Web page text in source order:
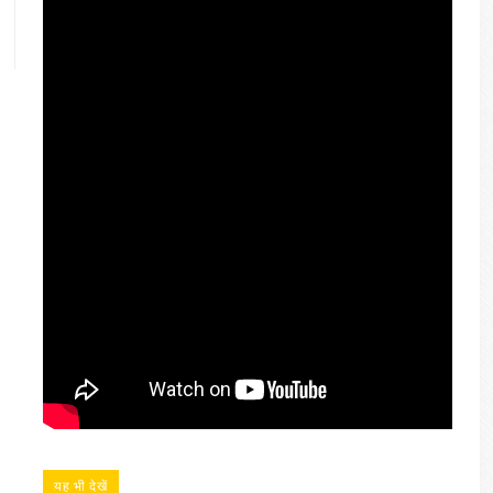
यह भी देखें